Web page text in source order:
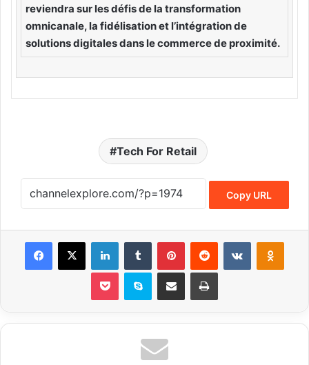
reviendra sur les défis de la transformation
omnicanale, la fidélisation et l’intégration de
solutions digitales dans le commerce de proximité.
Tech For Retail
Copy URL